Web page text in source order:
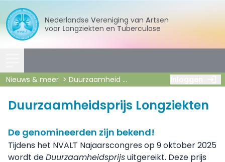
Nederlandse Vereniging van
Artsen
voor Longziekten en Tuberculose
Nieuws & meer Duurzaamheid
Duurzaamheidsprijs Longziekten
De genomineerden zijn bekend!
Tijdens het NVALT Najaarscongres op 9 oktober 2025
wordt deDuurzaamheidsprijsuitgereikt. Deze prijs